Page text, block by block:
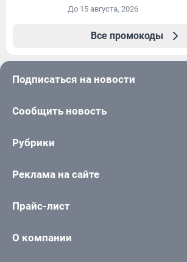
До 15 августа, 2026
Все промокоды
Подписаться на новости
Сообщить новость
Рубрики
Реклама на сайте
Прайс-лист
О компании